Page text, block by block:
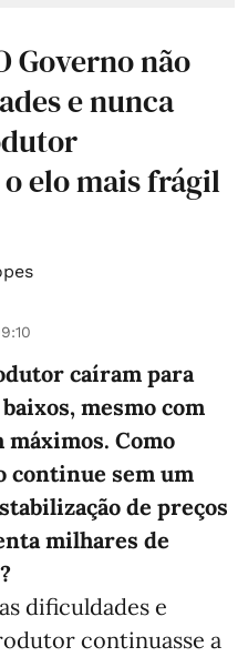
Governo não
e nunca
elo mais frágil
caíram para
mesmo com
máximos. Como
continue sem um
de preços
milhares de
dificuldades e
continuasse a